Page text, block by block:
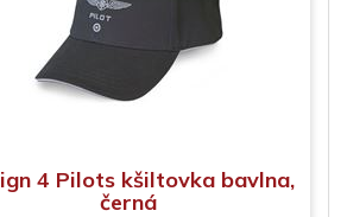
4 Pilots kšiltovka bavlna,
černá